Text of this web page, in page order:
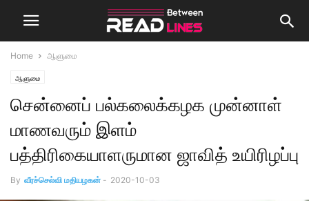
Home ஆளுமை
ஆளுமை
சென்னைப் பல்கலைக்கழக முன்னாள்
மாணவரும் இளம்
பத்திரிகையாளருமான ஜாவித் உயிரிழப்பு
By வீரச்செல்வி மதியழகன் - 2020-10-03